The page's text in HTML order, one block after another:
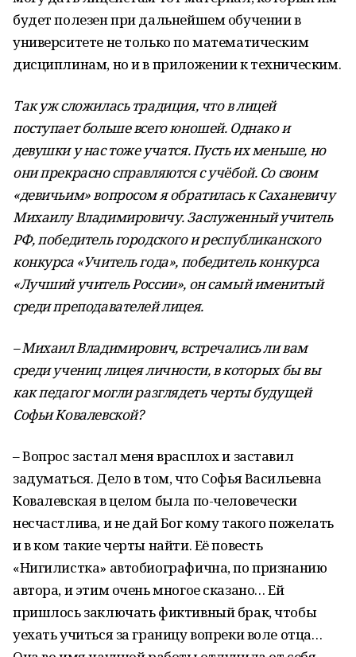
будет полезен при дальнейшем обучении в
университете не только по математическим
дисциплинам, но и в приложении к техническим.
Так уж сложилась традиция, что в лицей
поступает больше всего юношей. Однако и
девушки у нас тоже учатся. Пусть их меньше, но
они прекрасно справляются с учёбой. Со своим
«девичьим» вопросом я обратилась к Саханевичу
Михаилу Владимировичу.Заслуженный учитель
РФ, победитель городского и республиканского
конкурса «Учитель года», победитель конкурса
«Лучший учитель России», он самый именитый
среди преподавателей лицея.
– Михаил Владимирович, встречались ли вам
среди учениц лицея личности, в которых бы вы
как педагог могли разглядеть черты будущей
Софьи Ковалевской?
– Вопрос застал меня врасплох и заставил
задуматься. Дело в том, что Софья Васильевна
Ковалевская в целом была по-человечески
несчастлива, и не дай Бог кому такого пожелать
и в ком такие черты найти. Её повесть
«Нигилистка» автобиографична, по признанию
автора, и этим очень многое сказано… Ей
пришлось заключать фиктивный брак, чтобы
уехать учиться за границу вопреки воле отца…